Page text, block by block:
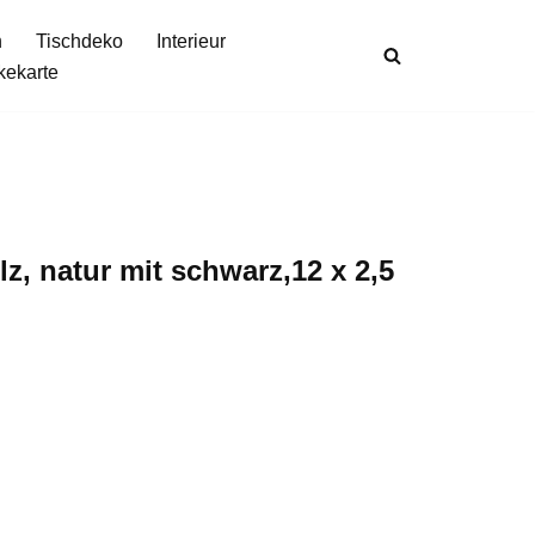
Tischdeko
Interieur
natur mit schwarz,12 x 2,5